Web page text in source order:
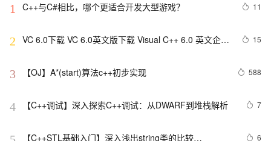
1 C++与C#相比，哪个更适合开发大型游戏？ 11
2 VC 6.0下载 VC 6.0英文版下载 Visual C++ 6.0 英文企业
15
3 【OJ】A*(start)算法c++初步实现 588
4 【C++调试】深入探索C++调试：从DWARF到堆栈解析 7
5
【C++STL基础入门】深入浅出string类的比较
6